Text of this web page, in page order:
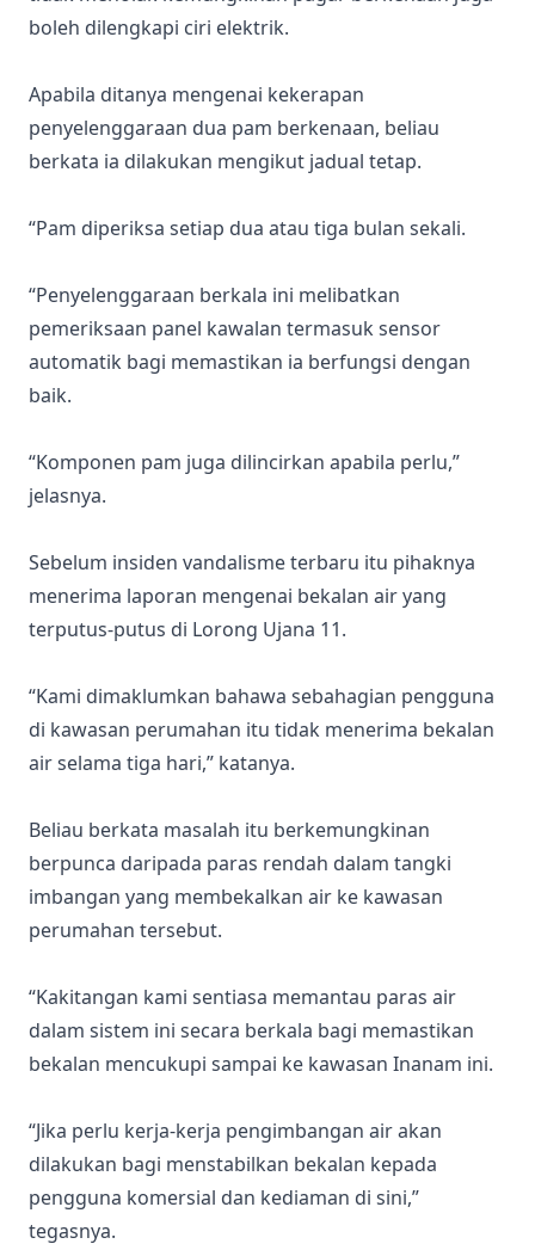
boleh dilengkapi ciri elektrik.
Apabila ditanya mengenai kekerapan
penyelenggaraan dua pam berkenaan, beliau
berkata ia dilakukan mengikut jadual tetap.
“Pam diperiksa setiap dua atau tiga bulan sekali.
“Penyelenggaraan berkala ini melibatkan
pemeriksaan panel kawalan termasuk sensor
automatik bagi memastikan ia berfungsi dengan
baik.
“Komponen pam juga dilincirkan apabila perlu,”
jelasnya.
Sebelum insiden vandalisme terbaru itu pihaknya
menerima laporan mengenai bekalan air yang
terputus-putus di Lorong Ujana 11.
“Kami dimaklumkan bahawa sebahagian pengguna
di kawasan perumahan itu tidak menerima bekalan
air selama tiga hari,” katanya.
Beliau berkata masalah itu berkemungkinan
berpunca daripada paras rendah dalam tangki
imbangan yang membekalkan air ke kawasan
perumahan tersebut.
“Kakitangan kami sentiasa memantau paras air
dalam sistem ini secara berkala bagi memastikan
bekalan mencukupi sampai ke kawasan Inanam ini.
“Jika perlu kerja-kerja pengimbangan air akan
dilakukan bagi menstabilkan bekalan kepada
pengguna komersial dan kediaman di sini,”
tegasnya.